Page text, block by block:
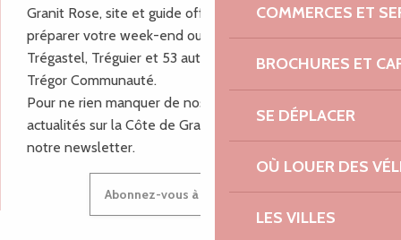
COMMERCES ET
BROCHURES ET
SE DÉPLACER
OÙ LOUER DES
LES VILLES
Granit Rose, site et guide officiel pour vous aider à
préparer votre week-end ou vos vacances à Lannion,
Trégastel, Tréguier et 53 autres communes de Lannion-
Trégor Communauté.
Pour ne rien manquer de nos bons plans et nos
actualités sur la Côte de Granit Rose, inscrivez-vous à
notre newsletter.
Abonnez-vous à notre newsletter